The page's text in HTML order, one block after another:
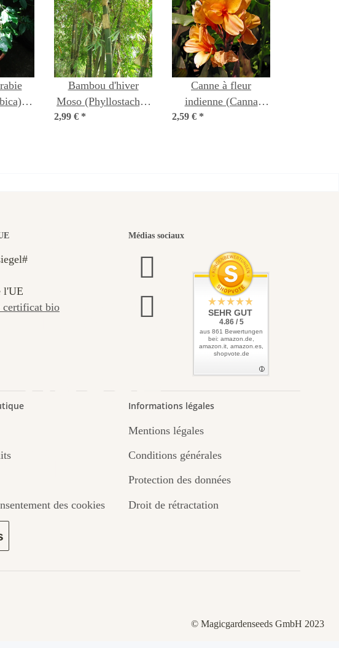
Bambou d'hiver
Moso (Phyllostachys
pubescens) graines
2,99 € *
Canne à fleur
indienne (Canna
indica) graines
2,59 € *
beaux
vers
passe
l'UE
certificat bio
Médias sociaux
SEHR GUT
4.86 / 5
aus 861 Bewertungen
bei: amazon.de,
amazon.it, amazon.es,
shopvote.de
des cookies
Informations légales
Mentions légales
Conditions générales
Protection des données
Droit de rétractation
© Magicgardenseeds GmbH 2023